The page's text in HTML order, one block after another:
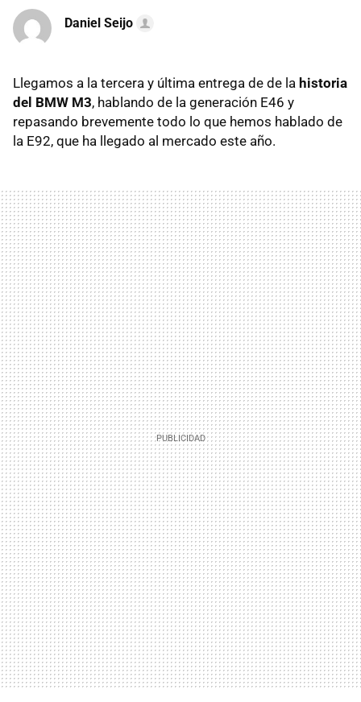
Daniel Seijo
Llegamos a la tercera y última entrega de de la historia
del BMW M3, hablando de la generación E46 y
repasando brevemente todo lo que hemos hablado de
la E92, que ha llegado al mercado este año.